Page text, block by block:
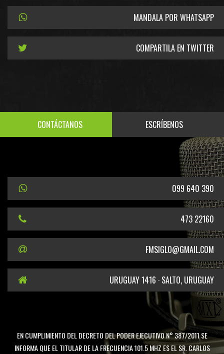
MANDALA POR WHATSAPP
COMPARTILA EN TWITTER
CONTÁCTANOS ESCRÍBENOS
099 640 390
473 22160
FMSIGLO@GMAIL.COM
URUGUAY 1416 · SALTO, URUGUAY
EN CUMPLIMIENTO DEL DECRETO DEL PODER EJECUTIVO N° 387/2011 SE
INFORMA QUE EL TITULAR DE LA FRECUENCIA 101.5 MHZ ES EL SR. CARLOS